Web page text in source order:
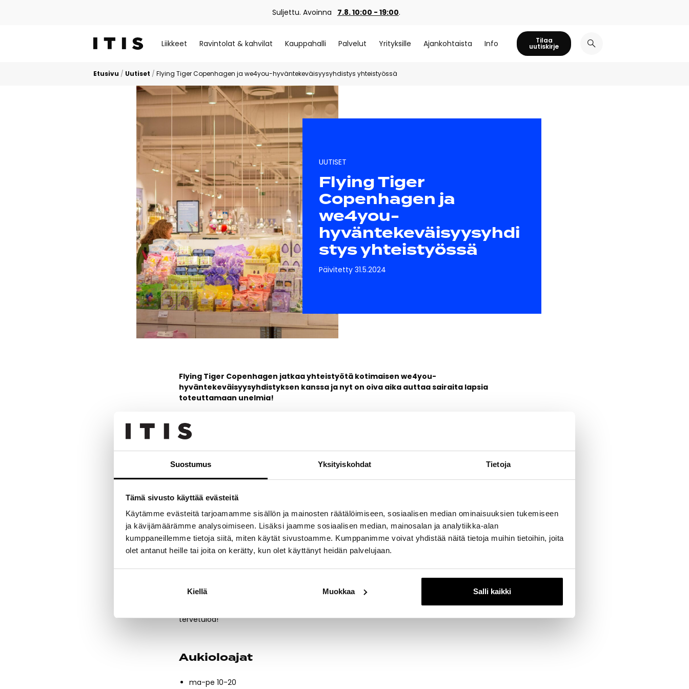
Suostumus Yksityiskohdat Tietoja
Tämä sivusto käyttää evästeitä
Käytämme evästeitä tarjoamamme sisällön ja mainosten räätälöimiseen, sosiaalisen median ominaisuuksien tukemiseen
ja kävijämäärämme analysoimiseen. Lisäksi jaamme sosiaalisen median, mainosalan ja analytiikka-alan
kumppaneillemme tietoja siitä, miten käytät sivustoamme. Kumppanimme voivat yhdistää näitä tietoja muihin tietoihin, joita
olet antanut heille tai joita on kerätty, kun olet käyttänyt heidän palvelujaan.
Kiellä Muokkaa Salli kaikki
Suljettu. Avoinna 7.8. 10:00 - 19:00.
Liikkeet Ravintolat & kahvilat Kauppahalli Palvelut Yrityksille Ajankohtaista Info Tilaa
uutiskirje
Etusivu / Uutiset / Flying Tiger Copenhagen ja we4you-hyväntekeväisyysyhdistys yhteistyössä
Flying Tiger
Copenhagen ja
we4you-
hyväntekeväisyysyhdi
stys yhteistyössä
UUTISET
Päivitetty 31.5.2024
Flying Tiger Copenhagen jatkaa yhteistyötä kotimaisen we4you-
hyväntekeväisyysyhdistyksen kanssa ja nyt on oiva aika auttaa sairaita lapsia
toteuttamaan unelmia!
heidän perheitään. Yhteistyö Flying Tiger Copenhagenin kanssa alkoi vuonna 2022 ja jatkuu
nyt entistä laajempana.
Lahjoituksilla ja uusilla Superhero-tuotteilla Flying Tiger Copenhagen tukee we4you:ta.
Vuonna 2023 rahaa kerättiin jopa
tehtyjen lahjoituksien kautta!
Lahjoita Itiksen myymälässä
Voit osallistua keräykseen tekemällä lahjoituksen myymälän kassalla tai ostamalla we4you
merkittyjä tuotteita. Tuotteet on merkitty myymälässä erillisillä we4you kylteillä. Tule
Psst!Tulevana perjantaina 31.5.2024 ja lauantaina 1.6.2024
Itiksen myymälässä on
luvassa supersankariteemaan liittyvää puuhaa sekä aarrejahtia perheen pienimmille –
tervetuloa!
Aukioloajat
ma-pe 10-20